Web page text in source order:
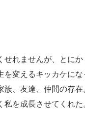
せれませんが、とに
を変えるキッカケにな
族、友達、仲間の存
を成長させてくれた